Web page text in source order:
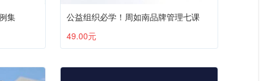
集
公益组织必学！周如南品牌管理七课
49.00元